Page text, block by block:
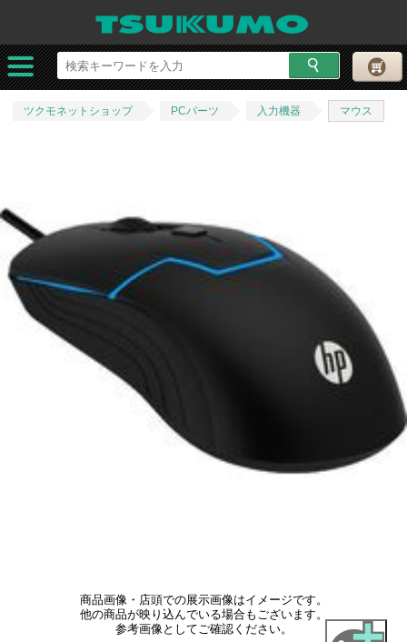
ツクモネットショップ PCパーツ 入力機器 マウス
商品画像・店頭での展示画像はイメージです。
他の商品が映り込んでいる場合もございます。
参考画像としてご確認ください。